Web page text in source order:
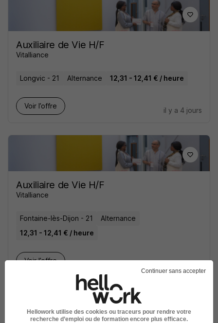
Auxiliaire de Vie H/F
Vitalliance
Longvic - 21 Alternance 12,31 - 12,41 € / heure
Voir l’offre
il y a 4 jours
Auxiliaire de Vie H/F
Vitalliance
Fontaine-lès-Dijon - 21
Alternance
12,31 - 12,41 € / heure
Voir l’offre
Continuer sans accepter
Hellowork utilise des cookies ou traceurs pour rendre votre
recherche d’emploi ou de formation encore plus efficace.